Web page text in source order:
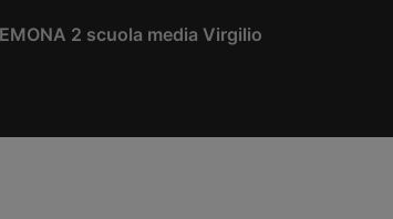
2 scuola media Virgilio